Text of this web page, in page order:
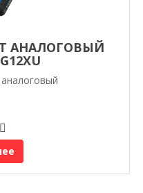
АНАЛОГОВЫЙ